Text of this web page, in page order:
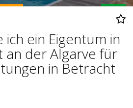
ein Eigentum in
an der Algarve für
in Betracht